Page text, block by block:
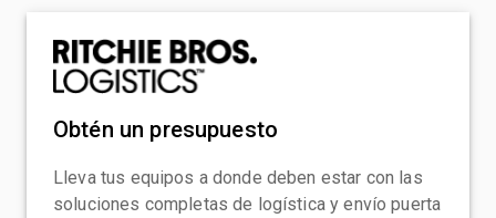
Obtén un presupuesto
Lleva tus equipos a donde deben estar con las
soluciones completas de logística y envío puerta